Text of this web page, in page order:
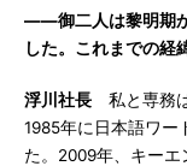
――御二人は黎明期
した。これまでの経
浮川社長 私と専務
1985年に日本語ワー
た。2009年、キーエ